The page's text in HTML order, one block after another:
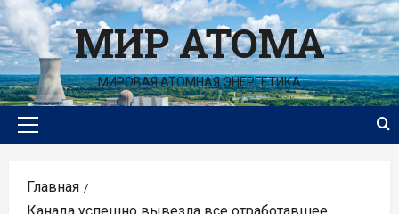
Перейти
к
содержимомуМИР АТОМА
МИРОВАЯ АТОМНАЯ ЭНЕРГЕТИКА
Основное
Главная